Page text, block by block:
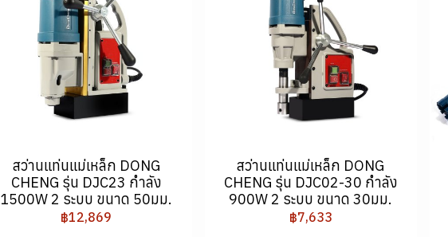
สว่านแท่นแม่เหล็ก DONG
CHENG รุ่น DJC23 กำลัง
1500W 2 ระบบ ขนาด 50มม.
฿12,869
สว่านแท่นแม่เหล็ก DONG
CHENG รุ่น DJC02-30 กำลัง
900W 2 ระบบ ขนาด 30มม.
฿7,633